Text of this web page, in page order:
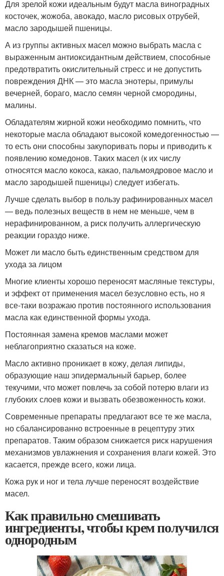
Для зрелой кожи идеальным будут масла виноградных
косточек, жожоба, авокадо, масло рисовых отрубей,
масло зародышей пшеницы.
А из группы активных масел можно выбрать масла с
выраженным антиоксидантным действием, способные
предотвратить окислительный стресс и не допустить
повреждения ДНК — это масла энотеры, примулы
вечерней, бораго, масло семян черной смородины,
малины.
Обладателям жирной кожи необходимо помнить, что
некоторые масла обладают высокой комедогенностью —
то есть они способны закупоривать поры и приводить к
появлению комедонов. Таких масел (к их числу
относятся масло кокоса, какао, пальмоядровое масло и
масло зародышей пшеницы) следует избегать.
Лучше сделать выбор в пользу рафинированных масел
— ведь полезных веществ в нем не меньше, чем в
нерафинированном, а риск получить аллергическую
реакции гораздо ниже.
Может ли масло быть единственным средством для
ухода за лицом
Многие клиенты хорошо переносят масляные текстуры,
и эффект от применения масел безусловно есть, но я
все-таки возражаю против постоянного использования
масла как единственной формы ухода.
Постоянная замена кремов маслами может
неблагоприятно сказаться на коже.
Масло активно проникает в кожу, делая липиды,
образующие наш эпидермальный барьер, более
текучими, что может повлечь за собой потерю влаги из
глубоких слоев кожи и вызвать обезвоженность кожи.
Современные препараты предлагают все те же масла,
но сбалансированно встроенные в рецептуру этих
препаратов. Таким образом снижается риск нарушения
механизмов увлажнения и сохранения влаги кожей. Это
касается, прежде всего, кожи лица.
Кожа рук и ног и тела лучше переносят воздействие
масел.
Как правильно смешивать
ингредиенты, чтобы крем получился
однородным